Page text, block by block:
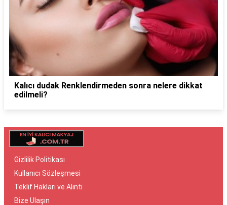
Kalıcı dudak Renklendirmeden sonra nelere dikkat
edilmeli?
Gizlilik Politikası
Kullanıcı Sözleşmesi
Teklif Hakları ve Alıntı
Bize Ulaşın